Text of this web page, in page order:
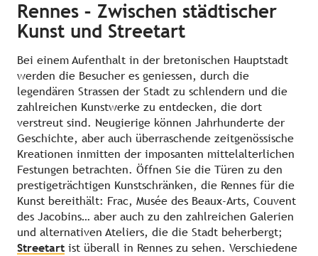
Rennes – Zwischen städtischer
Kunst und Streetart
Bei einem Aufenthalt in der bretonischen Hauptstadt
werden die Besucher es geniessen, durch die
legendären Strassen der Stadt zu schlendern und die
zahlreichen Kunstwerke zu entdecken, die dort
verstreut sind. Neugierige können Jahrhunderte der
Geschichte, aber auch überraschende zeitgenössische
Kreationen inmitten der imposanten mittelalterlichen
Festungen betrachten. Öffnen Sie die Türen zu den
prestigeträchtigen Kunstschränken, die Rennes für die
Kunst bereithält: Frac, Musée des Beaux-Arts, Couvent
des Jacobins… aber auch zu den zahlreichen Galerien
und alternativen Ateliers, die die Stadt beherbergt;
Streetart ist überall in Rennes zu sehen. Verschiedene